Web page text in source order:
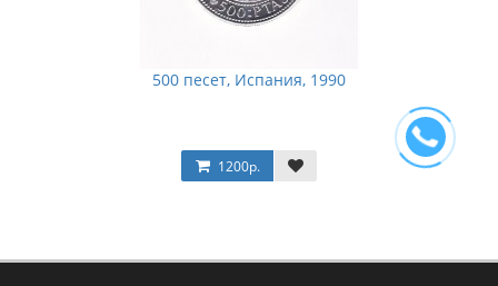
500 песет, Испания, 1990
1200р.